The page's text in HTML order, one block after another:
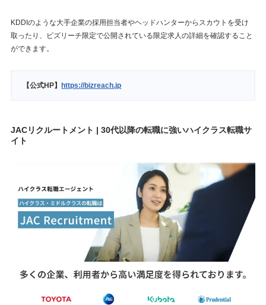
KDDIのような大手企業の採用担当者やヘッドハンターからスカウトを受け
取ったり、ビズリーチ限定で公開されている限定求人の詳細を確認すること
ができます。
【公式HP】 https://bizreach.jp
JACリクルートメント | 30代以降の転職に強いハイクラス転職サ
イト